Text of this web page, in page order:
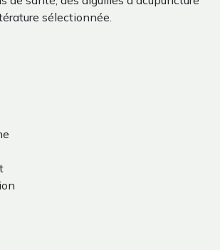
sélectionnée.